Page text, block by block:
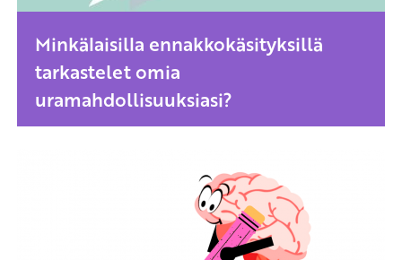
Minkälaisilla ennakkokäsityksillä
tarkastelet omia
uramahdollisuuksiasi?